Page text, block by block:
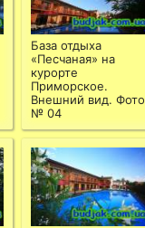
База отдыха
«Песчаная» на
курорте
Приморское.
Внешний вид. Фото
№ 04